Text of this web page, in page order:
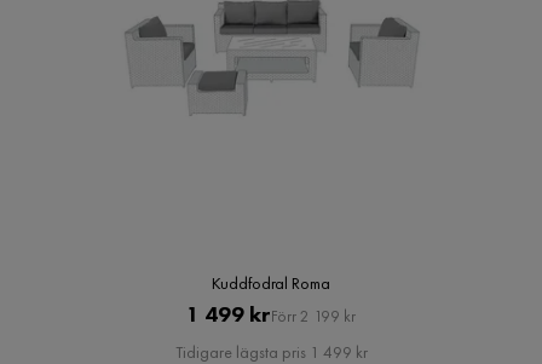
Kuddfodral Roma
Pris
1 499 krOriginal
Pris
Förr 2 199 kr
Tidigare lägsta pris 1 499 kr